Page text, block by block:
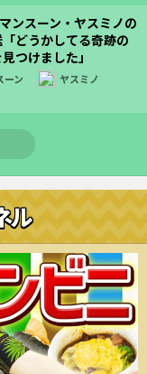
マンスーン・ヤスミノの
どうかしてる奇跡の
つけました」
ーン ヤスミノ
ル